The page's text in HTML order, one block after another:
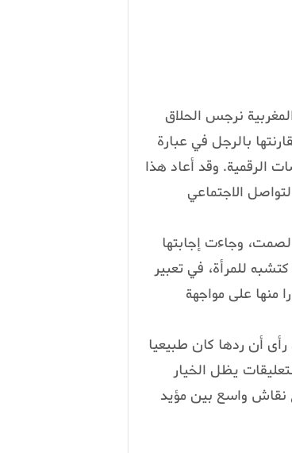
نرجس الحلاق
بالرجل في عبارة
الرقمية. وقد أعاد هذا
الاجتماعي
وجاءت إجابتها
للمرأة، في تعبير
منها على مواجهة
أن ردها كان طبيعيا
يظل الخيار
نقاش واسع بين مؤيد